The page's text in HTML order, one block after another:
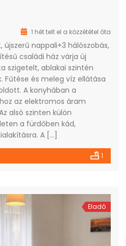
1 hét telt el a közzététel óta
újszerű nappali+3 hálószobás,
családi ház várja új
szigetelt, ablakai szintén
Fűtése és meleg víz ellátása
A konyhában a
az elektromos áram
alsó szinten külön
a fürdőben kád,
A […]
1
Eladó